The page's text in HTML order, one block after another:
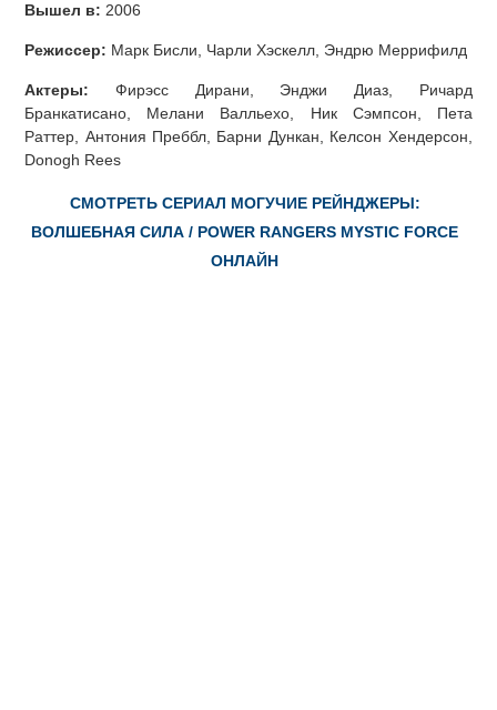
Вышел в: 2006
Режиссер: Марк Бисли, Чарли Хэскелл, Эндрю Меррифилд
Актеры: Фирэсс Дирани, Энджи Диаз, Ричард
Бранкатисано, Мелани Валльехо, Ник Сэмпсон, Пета
Раттер, Антония Преббл, Барни Дункан, Келсон Хендерсон,
Donogh Rees
СМОТРЕТЬ СЕРИАЛ МОГУЧИЕ РЕЙНДЖЕРЫ:
ВОЛШЕБНАЯ СИЛА / POWER RANGERS MYSTIC FORCE
ОНЛАЙН